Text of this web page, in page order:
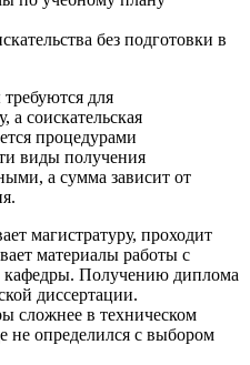
без подготовки в
для
а соискательская
процедурами
виды получения
а сумма зависит от
магистратуру, проходит
материалы работы с
кафедры. Получению диплома
диссертации.
сложнее в техническом
не определился с выбором